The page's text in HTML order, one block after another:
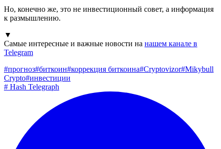
Но, конечно же, это не инвестиционный совет, а информация
к размышлению.
▼
Самые интересные и важные новости на нашем канале в
Telegram
#прогноз#биткоин#коррекция биткоина#Cryptovizor#Mikybull
Crypto#инвестиции
# Hash Telegraph